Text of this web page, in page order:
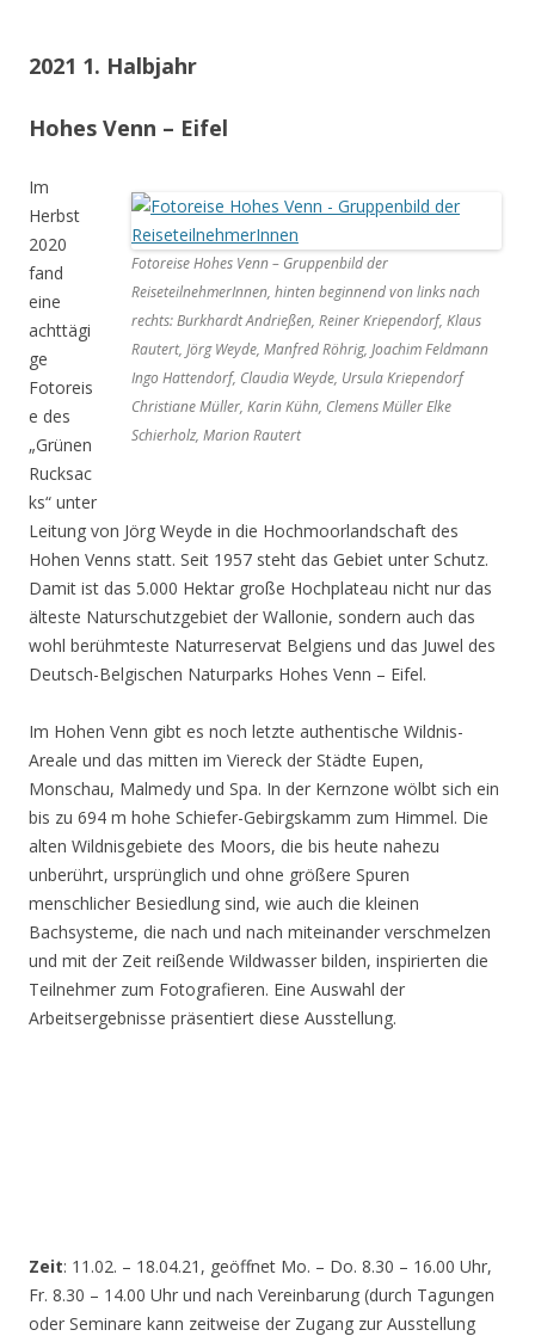
2021 1. Halbjahr
Hohes Venn – Eifel
Fotoreise Hohes Venn – Gruppenbild der
ReiseteilnehmerInnen, hinten beginnend von links nach
rechts: Burkhardt Andrießen, Reiner Kriependorf, Klaus
Rautert, Jörg Weyde, Manfred Röhrig, Joachim Feldmann
Ingo Hattendorf, Claudia Weyde, Ursula Kriependorf
Christiane Müller, Karin Kühn, Clemens Müller Elke
Schierholz, Marion Rautert
Im
Herbst
2020
fand
eine
achttägi
ge
Fotoreis
e des
„Grünen
Rucksac
ks“ unter
Leitung von Jörg Weyde in die Hochmoorlandschaft des
Hohen Venns statt. Seit 1957 steht das Gebiet unter Schutz.
Damit ist das 5.000 Hektar große Hochplateau nicht nur das
älteste Naturschutzgebiet der Wallonie, sondern auch das
wohl berühmteste Naturreservat Belgiens und das Juwel des
Deutsch-Belgischen Naturparks Hohes Venn – Eifel.
Im Hohen Venn gibt es noch letzte authentische Wildnis-
Areale und das mitten im Viereck der Städte Eupen,
Monschau, Malmedy und Spa. In der Kernzone wölbt sich ein
bis zu 694 m hohe Schiefer-Gebirgskamm zum Himmel. Die
alten Wildnisgebiete des Moors, die bis heute nahezu
unberührt, ursprünglich und ohne größere Spuren
menschlicher Besiedlung sind, wie auch die kleinen
Bachsysteme, die nach und nach miteinander verschmelzen
und mit der Zeit reißende Wildwasser bilden, inspirierten die
Teilnehmer zum Fotografieren. Eine Auswahl der
Arbeitsergebnisse präsentiert diese Ausstellung.
Zeit: 11.02. – 18.04.21, geöffnet Mo. – Do. 8.30 – 16.00 Uhr,
Fr. 8.30 – 14.00 Uhr und nach Vereinbarung (durch Tagungen
oder Seminare kann zeitweise der Zugang zur Ausstellung